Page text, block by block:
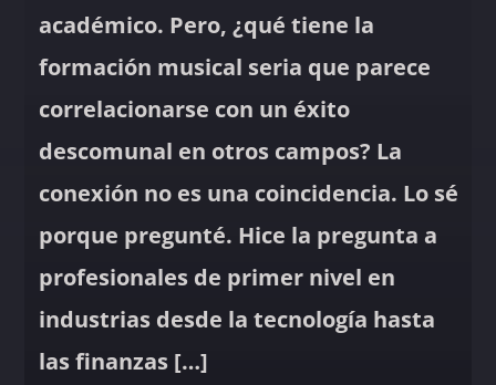
académico. Pero, ¿qué tiene la
formación musical seria que parece
correlacionarse con un éxito
descomunal en otros campos? La
conexión no es una coincidencia. Lo sé
porque pregunté. Hice la pregunta a
profesionales de primer nivel en
industrias desde la tecnología hasta
las finanzas […]